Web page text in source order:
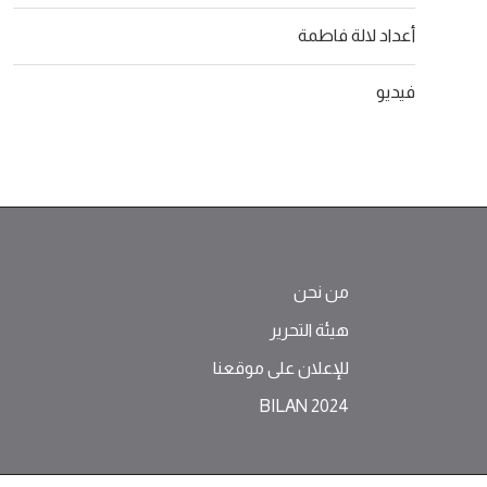
أعداد لالة فاطمة
فيديو
من نحن
هيئة التحرير
للإعلان على موقعنا
BILAN 2024